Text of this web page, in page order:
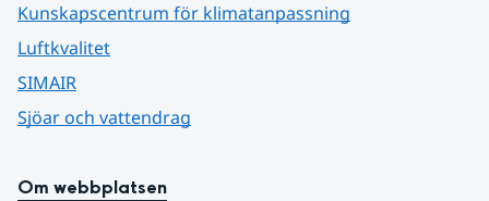
Kunskapscentrum för klimatanpassning
Luftkvalitet
SIMAIR
Sjöar och vattendrag
Om webbplatsen